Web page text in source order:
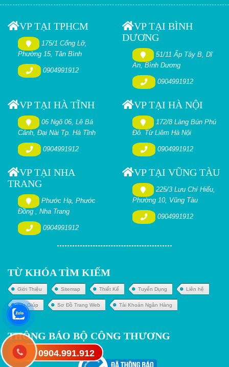
VP TẠI TPHCM
175/1 Cống Lỡ,
Phường 15, Tân Bình
0904991912
VP TẠI BÌNH
DƯƠNG
51/11 Ấp Tây B, Dĩ
An, Bình Dương
0904991912
VP TẠI HÀ TĨNH
06 Ngõ 06, Lê Bá
Cảnh, Đại Nài Tp. Hà Tĩnh
0904991912
VP TẠI HÀ NỘI
172/8 Làng Bún Phú
Đô. Từ Liêm Hà Nội
0904991912
VP TẠI NHA
TRANG
Phước Hạ, Phước
Đồng , Nha Trang
0904991912
VP TẠI VŨNG TÀU
225/3 Lưu Chí Hiếu,
Phường 10, Vũng Tàu
0904991912
TỪ KHÓA TÌM KIẾM
Giới Thiệu Sitemap Thiết Kế Tuyển Dụng Liên hệ
Trợ Giúp Sơ Đồ Trang Web Tài Khoản Ngân Hàng
THÔNG BÁO BỘ CÔNG THƯƠNG
0904.991.912